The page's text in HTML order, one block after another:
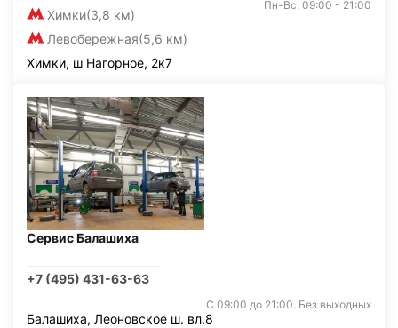
Химки(3,8 км)
Левобережная(5,6 км)
Пн-Вс: 09:00 - 21:00
Химки, ш Нагорное, 2к7
Сервис Балашиха
+7 (495) 431-63-63
С 09:00 до 21:00. Без выходных
Балашиха, Леоновское ш. вл.8